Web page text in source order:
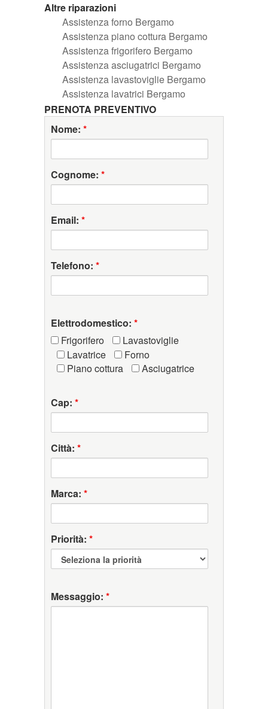
Altre riparazioni
Assistenza forno Bergamo
Assistenza piano cottura Bergamo
Assistenza frigorifero Bergamo
Assistenza asciugatrici Bergamo
Assistenza lavastoviglie Bergamo
Assistenza lavatrici Bergamo
PRENOTA PREVENTIVO
Nome: *
Cognome: *
Email: *
Telefono: *
Elettrodomestico: *
Frigorifero
Lavastoviglie
Lavatrice
Forno
Piano cottura
Asciugatrice
Cap: *
Città: *
Marca: *
Priorità: *
Messaggio: *